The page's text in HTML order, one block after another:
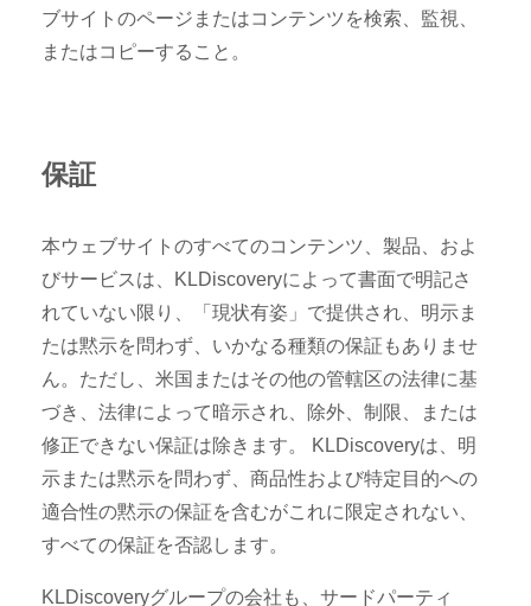
ブサイトのページまたはコンテンツを検索、監視、
またはコピーすること。
保証
本ウェブサイトのすべてのコンテンツ、製品、およ
びサービスは、KLDiscoveryによって書面で明記さ
れていない限り、「現状有姿」で提供され、明示ま
たは黙示を問わず、いかなる種類の保証もありませ
ん。ただし、米国またはその他の管轄区の法律に基
づき、法律によって暗示され、除外、制限、または
修正できない保証は除きます。 KLDiscoveryは、明
示または黙示を問わず、商品性および特定目的への
適合性の黙示の保証を含むがこれに限定されない、
すべての保証を否認します。
KLDiscoveryグループの会社も、サードパーティ